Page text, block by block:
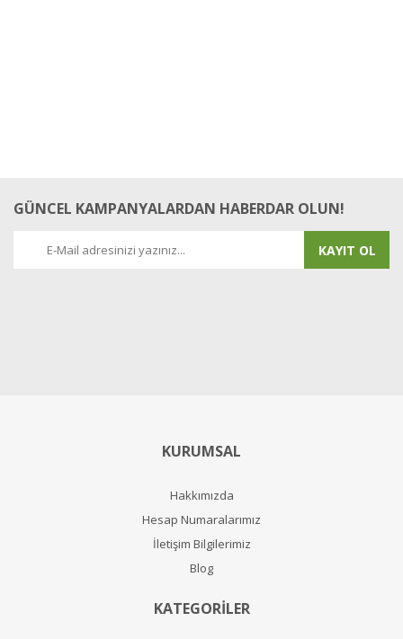
GÜNCEL KAMPANYALARDAN HABERDAR OLUN!
KAYIT OL
KURUMSAL
Hakkımızda
Hesap Numaralarımız
İletişim Bilgilerimiz
Blog
KATEGORİLER